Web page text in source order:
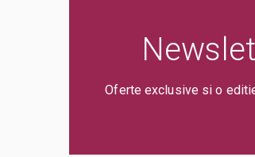
Oferte exclusive si o